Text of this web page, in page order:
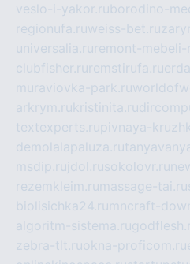
veslo-i-yakor.ruborodino-
regionufa.ruweiss-bet.ru
universalia.ru remont-
clubfisher.ru remstirufa.ru
muraviovka-park.ru
arkrym.rukristinita.ru
textexperts.rupivnaya-
demolalapaluza.ru
msdip.ru jdol.rusokolovr.ru
rezemkleim.ru massage-tai.ru
biolisichka24.ru mncraft-
algoritm-sistema.ru
zebra-tlt.ruokna-proficom.ru